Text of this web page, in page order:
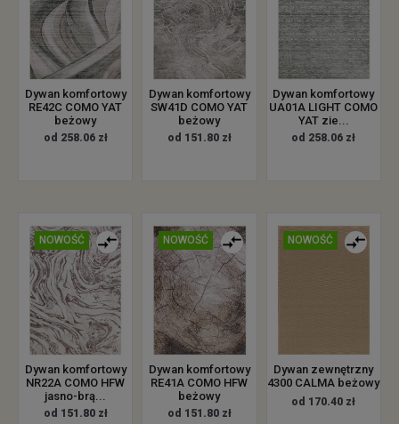
Dywan komfortowy
RE42C COMO YAT
beżowy
od 258.06 zł
Dywan komfortowy
SW41D COMO YAT
beżowy
od 151.80 zł
Dywan komfortowy
UA01A LIGHT COMO
YAT zie...
od 258.06 zł
NOWOŚĆ
Dywan komfortowy
NR22A COMO HFW
jasno-brą...
od 151.80 zł
NOWOŚĆ
Dywan komfortowy
RE41A COMO HFW
beżowy
od 151.80 zł
NOWOŚĆ
Dywan zewnętrzny
4300 CALMA beżowy
od 170.40 zł